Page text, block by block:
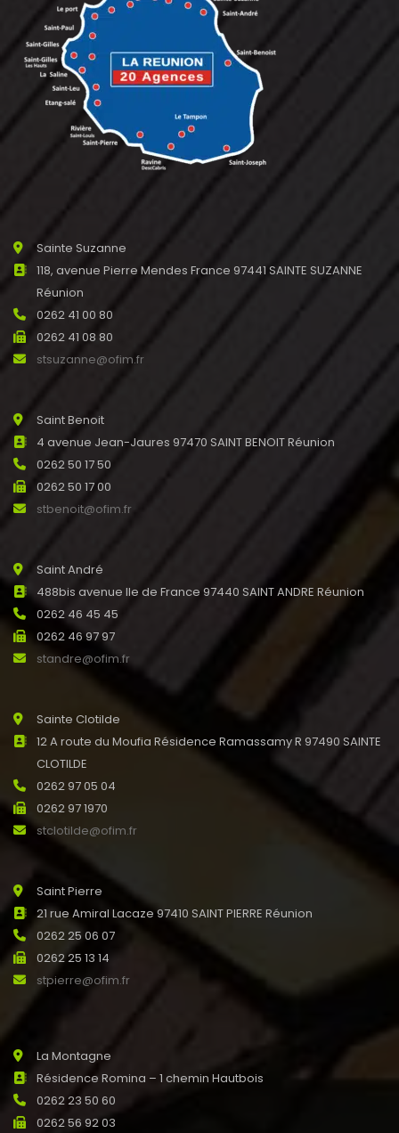
Sainte Suzanne
118, avenue Pierre Mendes France 97441 SAINTE SUZANNE
Réunion
0262 41 00 80
0262 41 08 80
stsuzanne@ofim.fr
Saint Benoit
4 avenue Jean-Jaures 97470 SAINT BENOIT Réunion
0262 50 17 50
0262 50 17 00
stbenoit@ofim.fr
Saint André
488bis avenue Ile de France 97440 SAINT ANDRE Réunion
0262 46 45 45
0262 46 97 97
standre@ofim.fr
Sainte Clotilde
12 A route du Moufia Résidence Ramassamy R 97490 SAINTE
CLOTILDE
0262 97 05 04
0262 97 1970
stclotilde@ofim.fr
Saint Pierre
21 rue Amiral Lacaze 97410 SAINT PIERRE Réunion
0262 25 06 07
0262 25 13 14
stpierre@ofim.fr
La Montagne
Résidence Romina – 1 chemin Hautbois
0262 23 50 60
0262 56 92 03